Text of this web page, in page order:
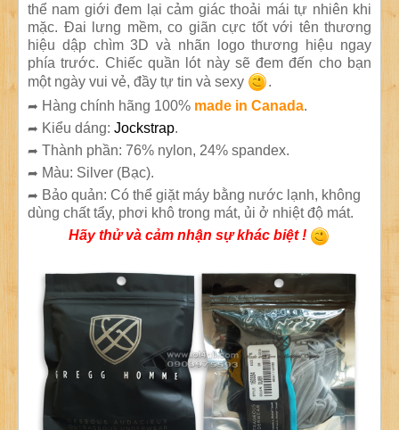
thể nam giới đem lại cảm giác thoải mái tự nhiên khi
mặc. Đai lưng mềm, co giãn cực tốt với tên thương
hiệu dập chìm 3D và nhãn logo thương hiệu ngay
phía trước. Chiếc quần lót này sẽ đem đến cho bạn
một ngày vui vẻ, đầy tự tin và sexy
.
➦ Hàng chính hãng 100% made in Canada.
➦ Kiểu dáng: Jockstrap.
➦ Thành phần: 76% nylon, 24% spandex.
➦ Màu: Silver (Bạc).
➦ Bảo quản: Có thể giặt máy bằng nước lạnh, không
dùng chất tẩy, phơi khô trong mát, ủi ở nhiệt độ mát.
Hãy thử và cảm nhận sự khác biệt !